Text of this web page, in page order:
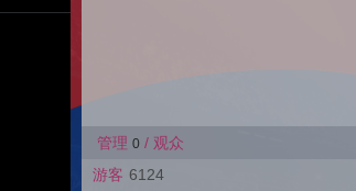
管理0 / 观众
游客 6124